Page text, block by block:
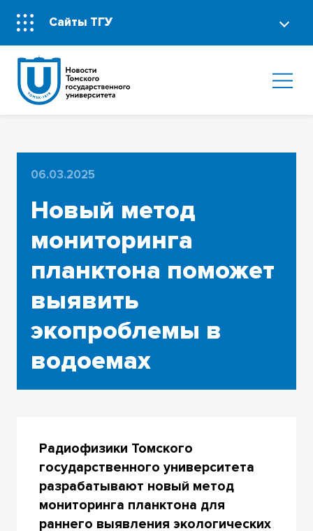
Сайты ТГУ
06.03.2025
Новый метод
мониторинга
планктона поможет
выявить
экопроблемы в
водоемах
Радиофизики Томского
государственного университета
разрабатывают новый метод
мониторинга планктона для
раннего выявления экологических